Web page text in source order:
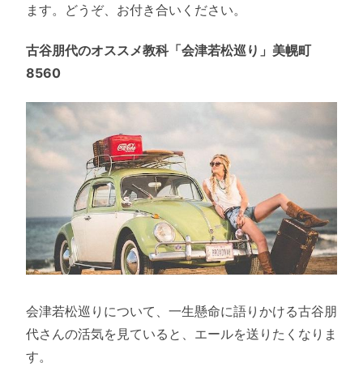
ます。どうぞ、お付き合いください。
古谷朋代のオススメ教科「会津若松巡り」美幌町
8560
会津若松巡りについて、一生懸命に語りかける古谷朋
代さんの活気を見ていると、エールを送りたくなりま
す。